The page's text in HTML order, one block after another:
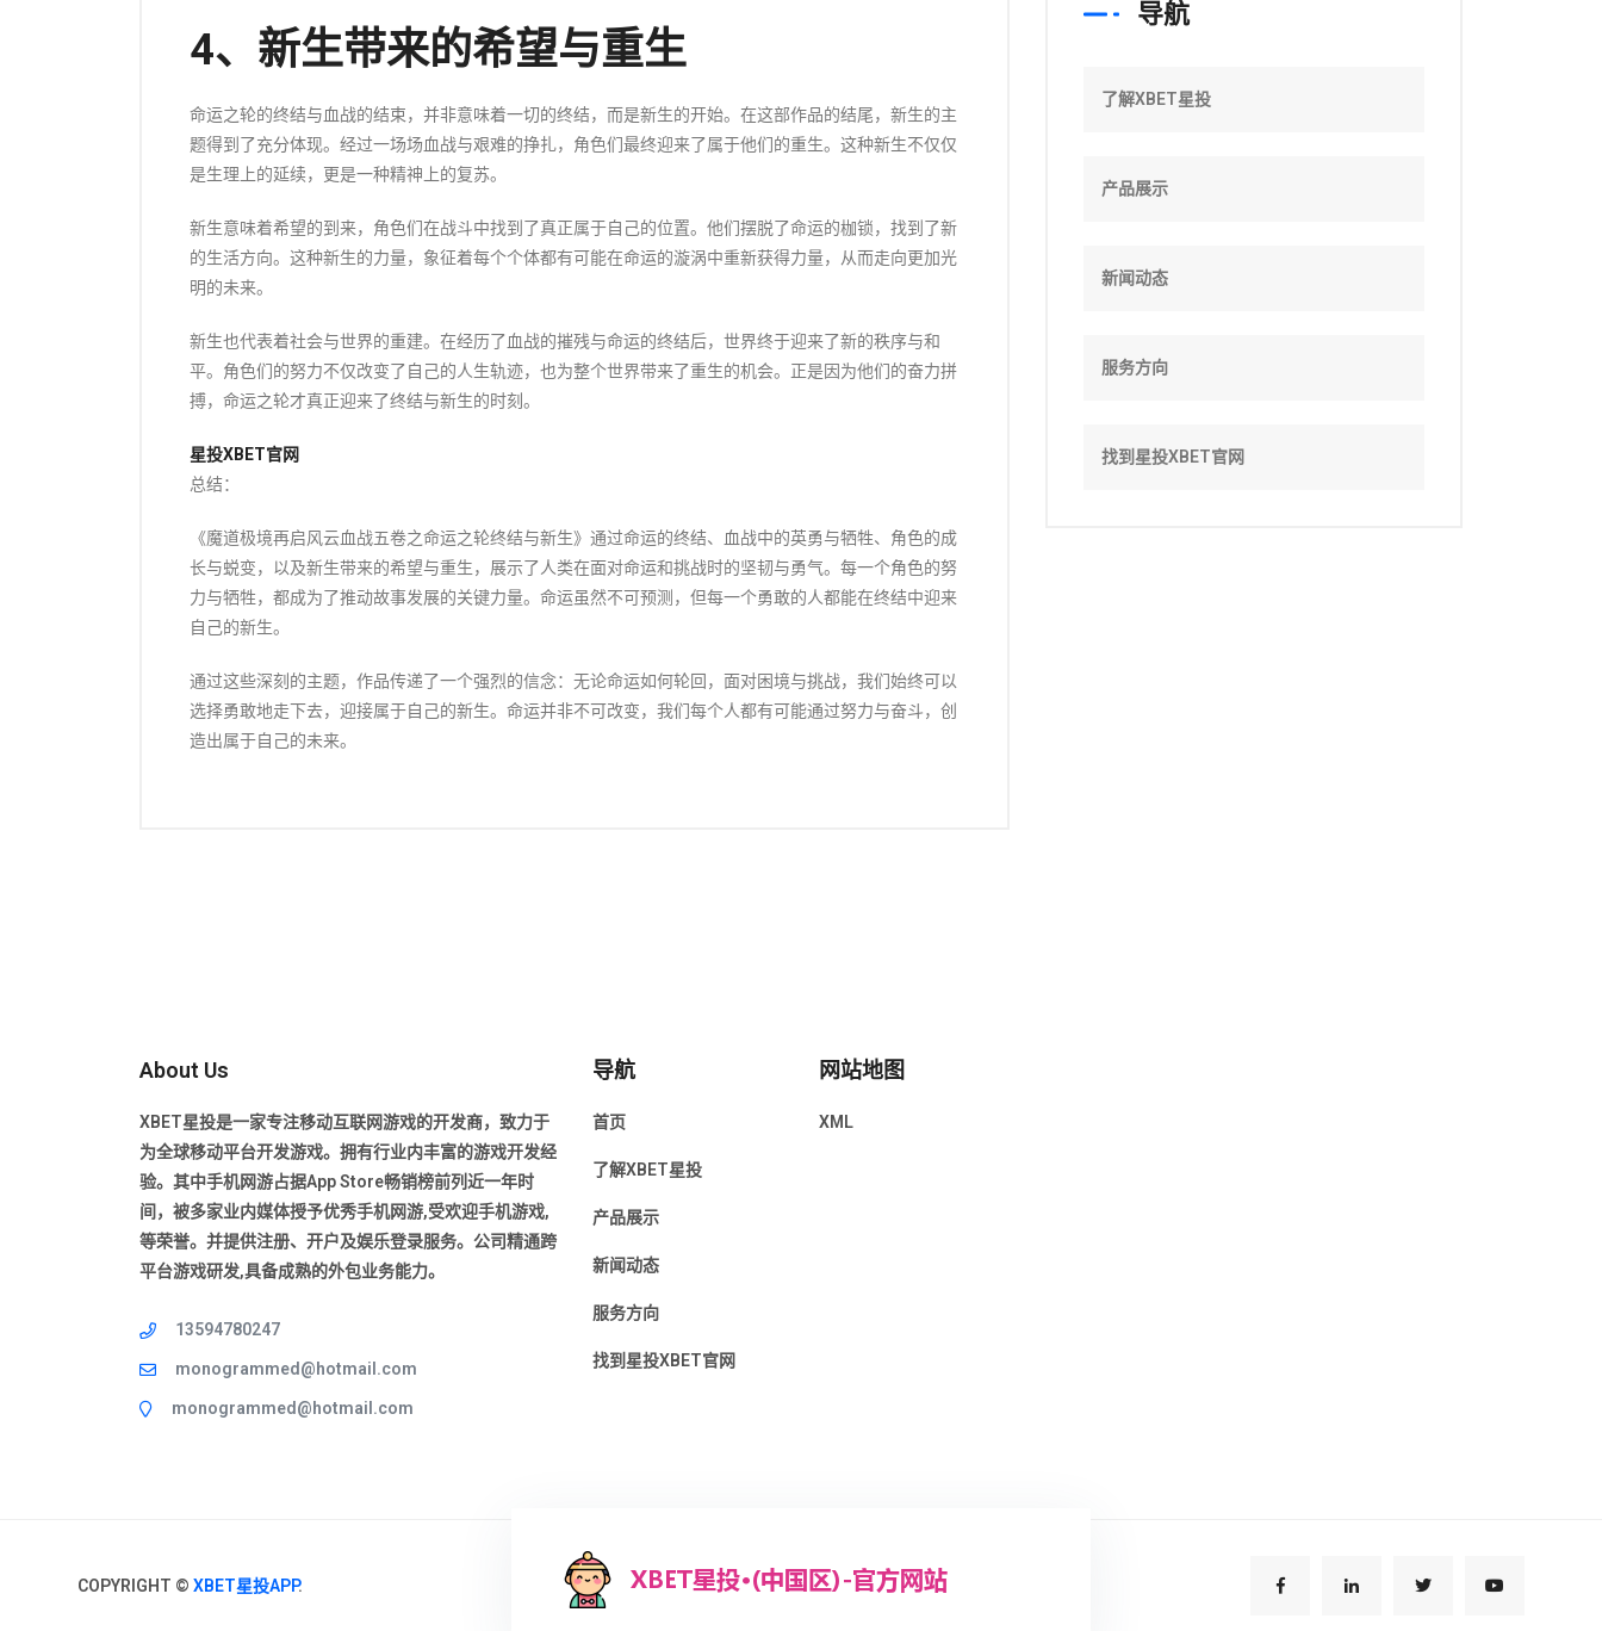
4、新生带来的希望与重生
命运之轮的终结与血战的结束，并非意味着一切的终结，而是新生的开始。在这部作品的结尾，新生的主
题得到了充分体现。经过一场场血战与艰难的挣扎，角色们最终迎来了属于他们的重生。这种新生不仅仅
是生理上的延续，更是一种精神上的复苏。
新生意味着希望的到来，角色们在战斗中找到了真正属于自己的位置。他们摆脱了命运的枷锁，找到了新
的生活方向。这种新生的力量，象征着每个个体都有可能在命运的漩涡中重新获得力量，从而走向更加光
明的未来。
新生也代表着社会与世界的重建。在经历了血战的摧残与命运的终结后，世界终于迎来了新的秩序与和
平。角色们的努力不仅改变了自己的人生轨迹，也为整个世界带来了重生的机会。正是因为他们的奋力拼
搏，命运之轮才真正迎来了终结与新生的时刻。
星投XBET官网
总结：
《魔道极境再启风云血战五卷之命运之轮终结与新生》通过命运的终结、血战中的英勇与牺牲、角色的成
长与蜕变，以及新生带来的希望与重生，展示了人类在面对命运和挑战时的坚韧与勇气。每一个角色的努
力与牺牲，都成为了推动故事发展的关键力量。命运虽然不可预测，但每一个勇敢的人都能在终结中迎来
自己的新生。
通过这些深刻的主题，作品传递了一个强烈的信念：无论命运如何轮回，面对困境与挑战，我们始终可以
选择勇敢地走下去，迎接属于自己的新生。命运并非不可改变，我们每个人都有可能通过努力与奋斗，创
造出属于自己的未来。
导航
了解XBET星投
产品展示
新闻动态
服务方向
找到星投XBET官网
About Us
XBET星投是一家专注移动互联网游戏的开发商，致力于
为全球移动平台开发游戏。拥有行业内丰富的游戏开发经
验。其中手机网游占据App Store畅销榜前列近一年时
间，被多家业内媒体授予优秀手机网游,受欢迎手机游戏,
等荣誉。并提供注册、开户及娱乐登录服务。公司精通跨
平台游戏研发,具备成熟的外包业务能力。
13594780247
monogrammed@hotmail.com
monogrammed@hotmail.com
导航
首页
了解XBET星投
产品展示
新闻动态
服务方向
找到星投XBET官网
网站地图
XML
COPYRIGHT © XBET星投APP.